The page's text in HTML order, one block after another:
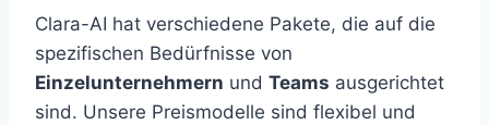
Clara-AI hat verschiedene Pakete, die auf die
spezifischen Bedürfnisse von
Einzelunternehmern und Teams ausgerichtet
sind. Unsere Preismodelle sind flexibel und